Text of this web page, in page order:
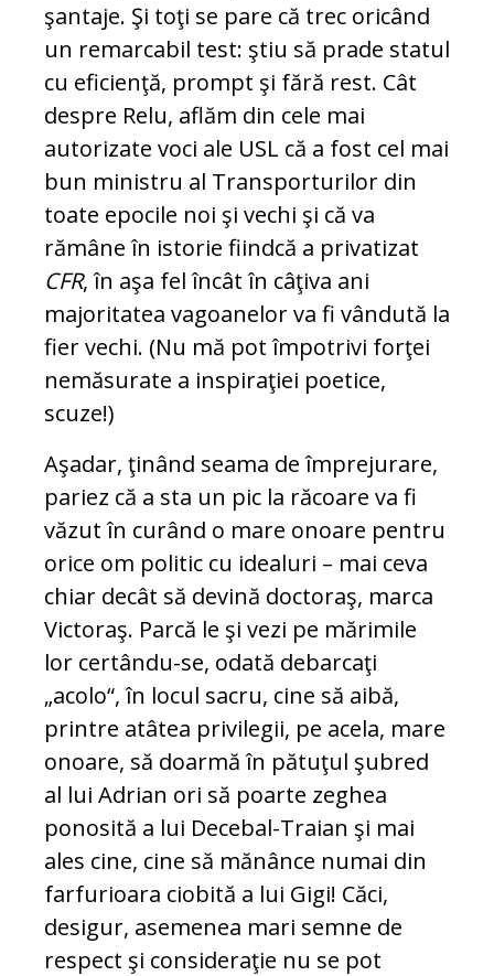
şantaje. Şi toţi se pare că trec oricând
un remarcabil test: ştiu să prade statul
cu eficienţă, prompt şi fără rest. Cât
despre Relu, aflăm din cele mai
autorizate voci ale USL că a fost cel mai
bun ministru al Transporturilor din
toate epocile noi şi vechi şi că va
rămâne în istorie fiindcă a privatizat
CFR, în aşa fel încât în câţiva ani
majoritatea vagoanelor va fi vândută la
fier vechi. (Nu mă pot împotrivi forţei
nemăsurate a inspiraţiei poetice,
scuze!)
Aşadar, ţinând seama de împrejurare,
pa­riez că a sta un pic la răcoare va fi
văzut în curând o mare onoare pentru
orice om politic cu idealuri – mai ceva
chiar decât să devină doctoraş, marca
Victoraş. Parcă le şi vezi pe mărimile
lor certându-se, oda­tă debarcaţi
„acolo“, în locul sacru, cine să aibă,
printre atâtea privilegii, pe acela, mare
onoare, să doarmă în pătuţul şubred
al lui Adrian ori să poarte zeghea
ponosită a lui Decebal-Traian şi mai
ales cine, cine să mănânce numai din
far­furioara ciobită a lui Gigi! Căci,
desigur, asemenea mari semne de
respect şi consideraţie nu se pot